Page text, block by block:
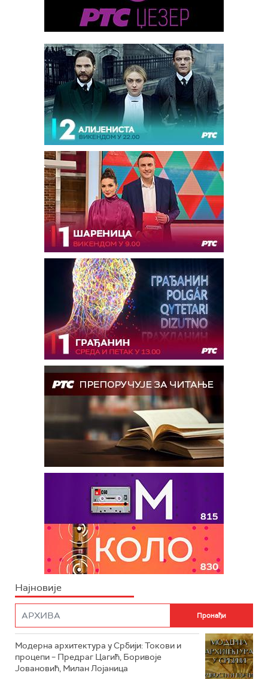
Најновије
Модерна архитектура у Србији: Токови и
процепи – Предраг Цагић, Боривоје
Јовановић, Милан Лојаница